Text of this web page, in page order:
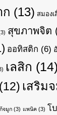
ก (13) สมองเ
สุขภาพจิต
ออทิสติก (6)
เลสิก (14)
(12) เสริม
จมูก (3) แพนิค (3) โ